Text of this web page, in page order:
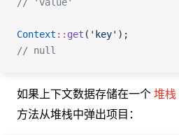
Context :: get ( 'key' );
// null
如果上下文数据存储在一个堆栈
方法从堆栈中弹出项目：